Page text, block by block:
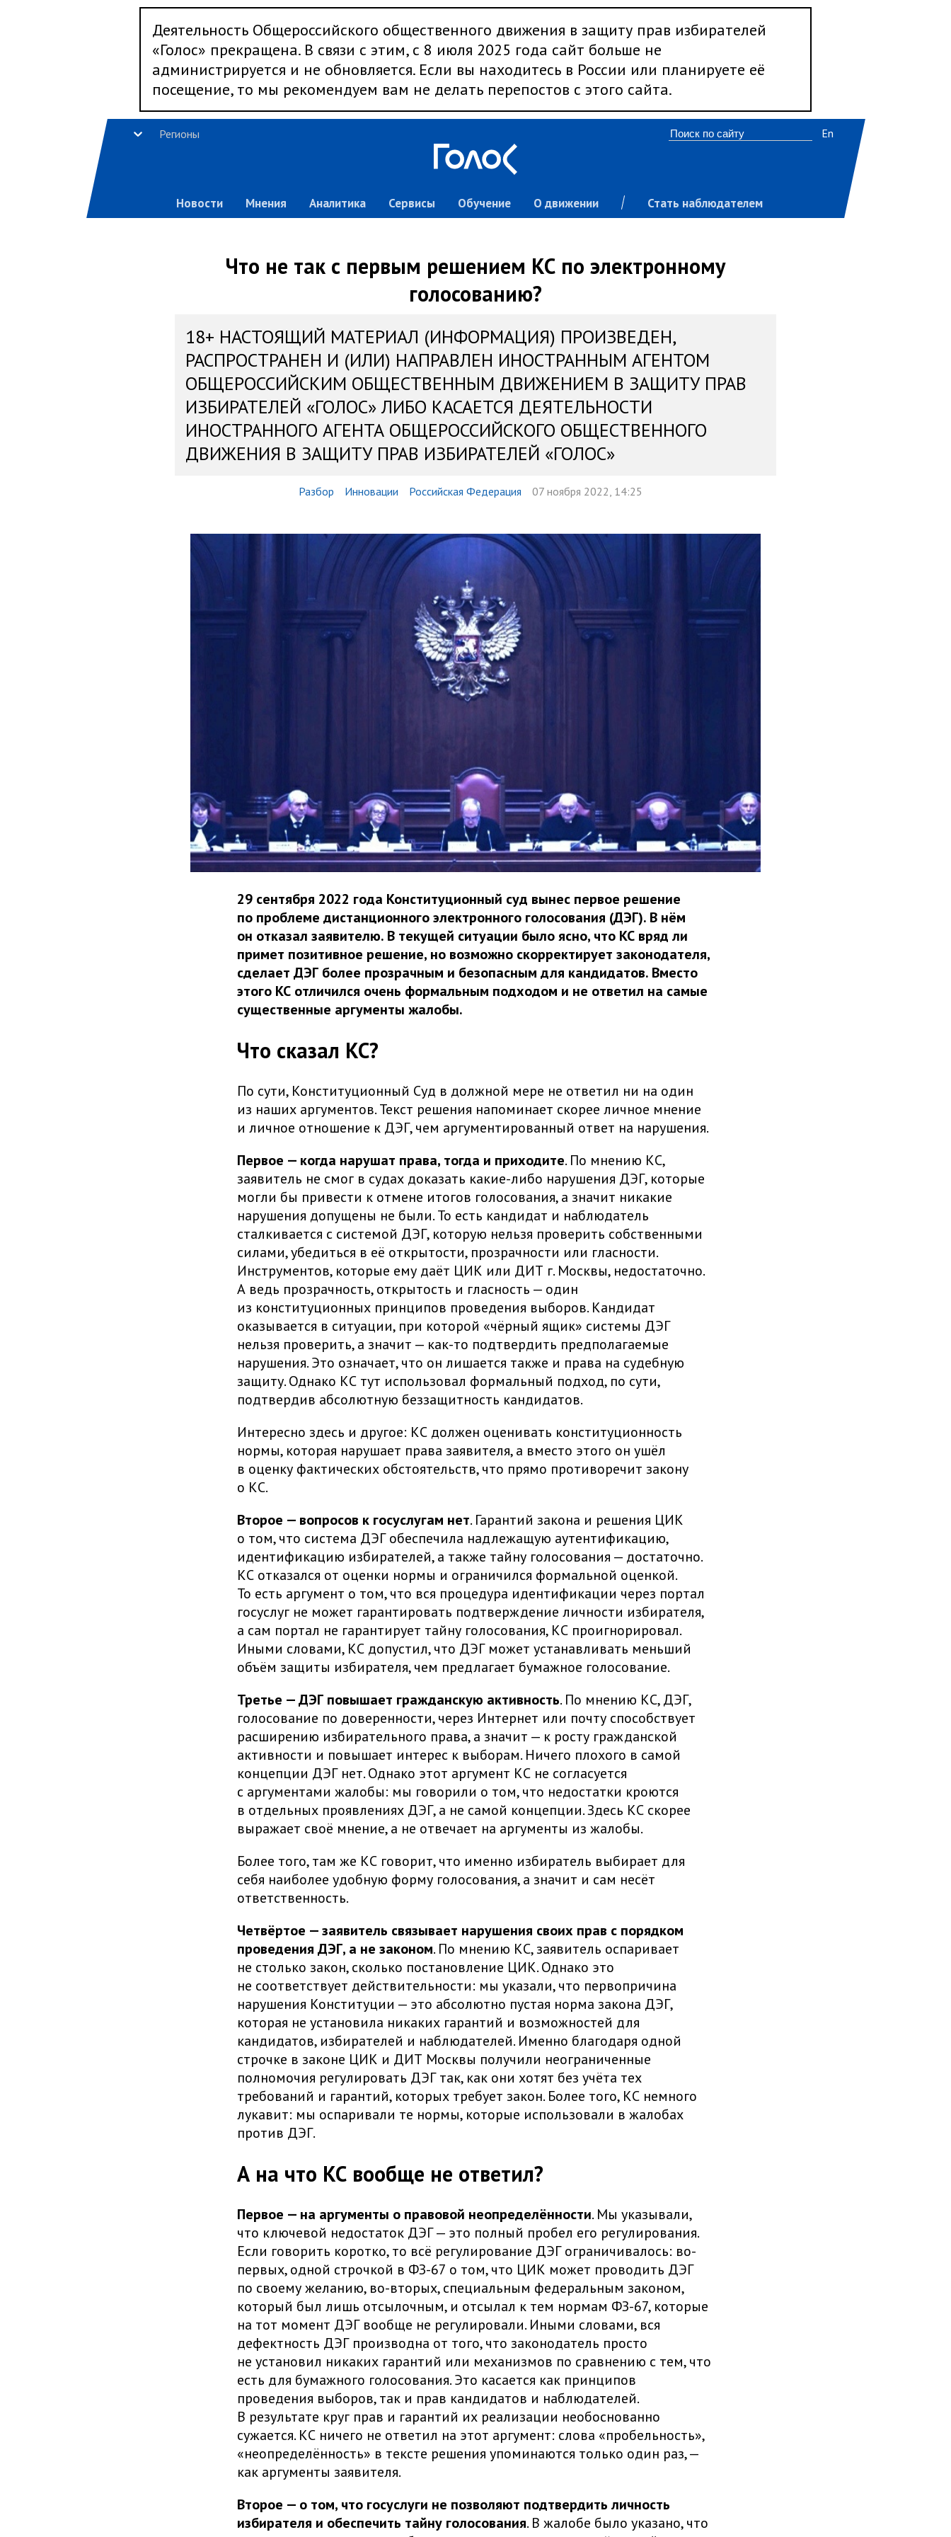
Деятельность Общероссийского общественного движения в защиту прав избирателей
«Голос» прекращена. В связи с этим, с 8 июля 2025 года сайт больше не
администрируется и не обновляется. Если вы находитесь в России или планируете её
посещение, то мы рекомендуем вам не делать перепостов с этого сайта.
Регионы
Новости Мнения Аналитика Сервисы Обучение О движении Стать наблюдателем
En
Что не так с первым решением КС по электронному
голосованию?
18+ НАСТОЯЩИЙ МАТЕРИАЛ (ИНФОРМАЦИЯ) ПРОИЗВЕДЕН,
РАСПРОСТРАНЕН И (ИЛИ) НАПРАВЛЕН ИНОСТРАННЫМ АГЕНТОМ
ОБЩЕРОССИЙСКИМ ОБЩЕСТВЕННЫМ ДВИЖЕНИЕМ В ЗАЩИТУ ПРАВ
ИЗБИРАТЕЛЕЙ «ГОЛОС» ЛИБО КАСАЕТСЯ ДЕЯТЕЛЬНОСТИ
ИНОСТРАННОГО АГЕНТА ОБЩЕРОССИЙСКОГО ОБЩЕСТВЕННОГО
ДВИЖЕНИЯ В ЗАЩИТУ ПРАВ ИЗБИРАТЕЛЕЙ «ГОЛОС»
Разбор Инновации Российская Федерация 07 ноября 2022, 14:25
29 сентября 2022 года Конституционный суд вынес первое решение
по проблеме дистанционного электронного голосования (ДЭГ). В нём
он отказал заявителю. В текущей ситуации было ясно, что КС вряд ли
примет позитивное решение, но возможно скорректирует законодателя,
сделает ДЭГ более прозрачным и безопасным для кандидатов. Вместо
этого КС отличился очень формальным подходом и не ответил на самые
существенные аргументы жалобы.
Что сказал КС?
По сути, Конституционный Суд в должной мере не ответил ни на один
из наших аргументов. Текст решения напоминает скорее личное мнение
и личное отношение к ДЭГ, чем аргументированный ответ на нарушения.
Первое — когда нарушат права, тогда и приходите. По мнению КС,
заявитель не смог в судах доказать какие-либо нарушения ДЭГ, которые
могли бы привести к отмене итогов голосования, а значит никакие
нарушения допущены не были. То есть кандидат и наблюдатель
сталкивается с системой ДЭГ, которую нельзя проверить собственными
силами, убедиться в её открытости, прозрачности или гласности.
Инструментов, которые ему даёт ЦИК или ДИТ г. Москвы, недостаточно.
А ведь прозрачность, открытость и гласность — один
из конституционных принципов проведения выборов. Кандидат
оказывается в ситуации, при которой «чёрный ящик» системы ДЭГ
нельзя проверить, а значит — как-то подтвердить предполагаемые
нарушения. Это означает, что он лишается также и права на судебную
защиту. Однако КС тут использовал формальный подход, по сути,
подтвердив абсолютную беззащитность кандидатов.
Интересно здесь и другое: КС должен оценивать конституционность
нормы, которая нарушает права заявителя, а вместо этого он ушёл
в оценку фактических обстоятельств, что прямо противоречит закону
о КС.
Второе — вопросов к госуслугам нет. Гарантий закона и решения ЦИК
о том, что система ДЭГ обеспечила надлежащую аутентификацию,
идентификацию избирателей, а также тайну голосования — достаточно.
КС отказался от оценки нормы и ограничился формальной оценкой.
То есть аргумент о том, что вся процедура идентификации через портал
госуслуг не может гарантировать подтверждение личности избирателя,
а сам портал не гарантирует тайну голосования, КС проигнорировал.
Иными словами, КС допустил, что ДЭГ может устанавливать меньший
объём защиты избирателя, чем предлагает бумажное голосование.
Третье — ДЭГ повышает гражданскую активность. По мнению КС, ДЭГ,
голосование по доверенности, через Интернет или почту способствует
расширению избирательного права, а значит — к росту гражданской
активности и повышает интерес к выборам. Ничего плохого в самой
концепции ДЭГ нет. Однако этот аргумент КС не согласуется
с аргументами жалобы: мы говорили о том, что недостатки кроются
в отдельных проявлениях ДЭГ, а не самой концепции. Здесь КС скорее
выражает своё мнение, а не отвечает на аргументы из жалобы.
Более того, там же КС говорит, что именно избиратель выбирает для
себя наиболее удобную форму голосования, а значит и сам несёт
ответственность.
Четвёртое — заявитель связывает нарушения своих прав с порядком
проведения ДЭГ, а не законом. По мнению КС, заявитель оспаривает
не столько закон, сколько постановление ЦИК. Однако это
не соответствует действительности: мы указали, что первопричина
нарушения Конституции — это абсолютно пустая норма закона ДЭГ,
которая не установила никаких гарантий и возможностей для
кандидатов, избирателей и наблюдателей. Именно благодаря одной
строчке в законе ЦИК и ДИТ Москвы получили неограниченные
полномочия регулировать ДЭГ так, как они хотят без учёта тех
требований и гарантий, которых требует закон. Более того, КС немного
лукавит: мы оспаривали те нормы, которые использовали в жалобах
против ДЭГ.
А на что КС вообще не ответил?
Первое — на аргументы о правовой неопределённости. Мы указывали,
что ключевой недостаток ДЭГ — это полный пробел его регулирования.
Если говорить коротко, то всё регулирование ДЭГ ограничивалось: во-
первых, одной строчкой в ФЗ-67 о том, что ЦИК может проводить ДЭГ
по своему желанию, во-вторых, специальным федеральным законом,
который был лишь отсылочным, и отсылал к тем нормам ФЗ-67, которые
на тот момент ДЭГ вообще не регулировали. Иными словами, вся
дефектность ДЭГ производна от того, что законодатель просто
не установил никаких гарантий или механизмов по сравнению с тем, что
есть для бумажного голосования. Это касается как принципов
проведения выборов, так и прав кандидатов и наблюдателей.
В результате круг прав и гарантий их реализации необоснованно
сужается. КС ничего не ответил на этот аргумент: слова «пробельность»,
«неопределённость» в тексте решения упоминаются только один раз, —
как аргументы заявителя.
Второе — о том, что госуслуги не позволяют подтвердить личность
избирателя и обеспечить тайну голосования. В жалобе было указано, что